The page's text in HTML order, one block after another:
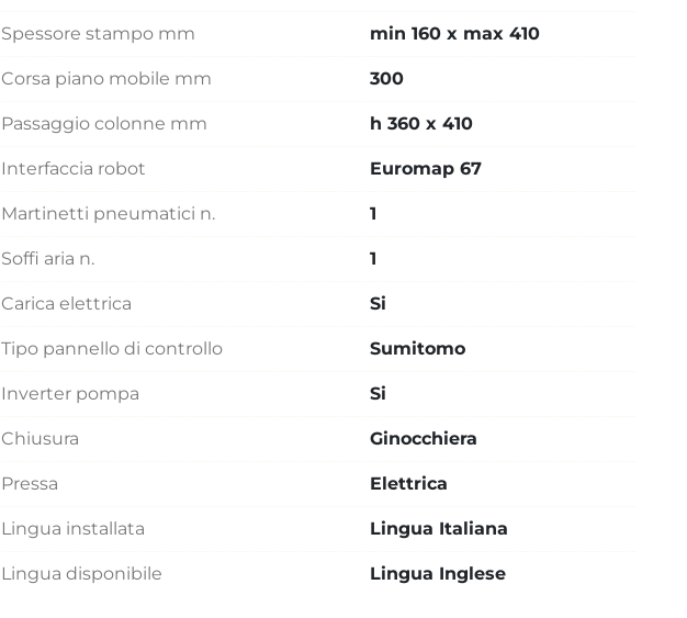
Spessore stampo mm min 160 x max 410
Corsa piano mobile mm 300
Passaggio colonne mm h 360 x 410
Interfaccia robot Euromap 67
Martinetti pneumatici n. 1
Soffi aria n. 1
Carica elettrica Si
Tipo pannello di controllo Sumitomo
Inverter pompa Si
Chiusura Ginocchiera
Pressa Elettrica
Lingua installata Lingua Italiana
Lingua disponibile Lingua Inglese